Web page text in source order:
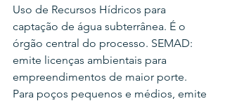
Uso de Recursos Hídricos para
captação de água subterrânea. É o
órgão central do processo. SEMAD:
emite licenças ambientais para
empreendimentos de maior porte.
Para poços pequenos e médios, emite